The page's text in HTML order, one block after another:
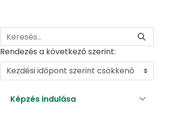
Rendezés a következő szerint:
Kezdési időpont szerint csökkenő
Képzés indulása